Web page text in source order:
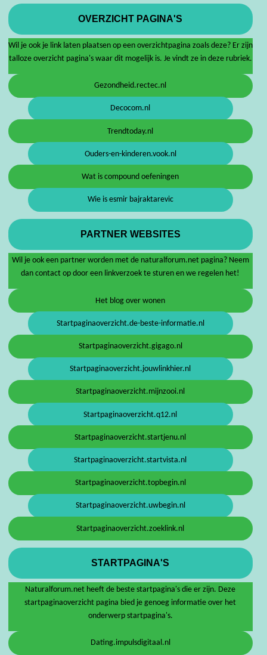
OVERZICHT PAGINA'S
Wil je ook je link laten plaatsen op een overzichtpagina zoals deze? Er zijn
talloze overzicht pagina's waar dit mogelijk is. Je vindt ze in deze rubriek.
Gezondheid.rectec.nl
Decocom.nl
Trendtoday.nl
Ouders-en-kinderen.vook.nl
Wat is compound oefeningen
Wie is esmir bajraktarevic
PARTNER WEBSITES
Wil je ook een partner worden met de naturalforum.net pagina? Neem
dan contact op door een linkverzoek te sturen en we regelen het!
Het blog over wonen
Startpaginaoverzicht.de-beste-informatie.nl
Startpaginaoverzicht.gigago.nl
Startpaginaoverzicht.jouwlinkhier.nl
Startpaginaoverzicht.mijnzooi.nl
Startpaginaoverzicht.q12.nl
Startpaginaoverzicht.startjenu.nl
Startpaginaoverzicht.startvista.nl
Startpaginaoverzicht.topbegin.nl
Startpaginaoverzicht.uwbegin.nl
Startpaginaoverzicht.zoeklink.nl
STARTPAGINA'S
Naturalforum.net heeft de beste startpagina's die er zijn. Deze
startpaginaoverzicht pagina bied je genoeg informatie over het
onderwerp startpagina's.
Dating.impulsdigitaal.nl